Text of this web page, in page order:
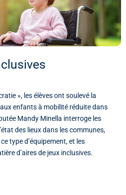
», les élèves ont soulevé la
enfants à mobilité réduite dans
Mandy Minella interroge les
des lieux dans les communes,
type d’équipement, et les
d’aires de jeux inclusives.